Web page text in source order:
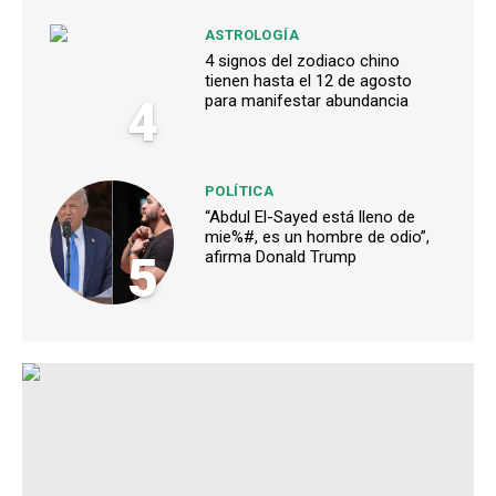
4
ASTROLOGÍA
4 signos del zodiaco chino
tienen hasta el 12 de agosto
para manifestar abundancia
5
POLÍTICA
“Abdul El-Sayed está lleno de
mie%#, es un hombre de odio”,
afirma Donald Trump